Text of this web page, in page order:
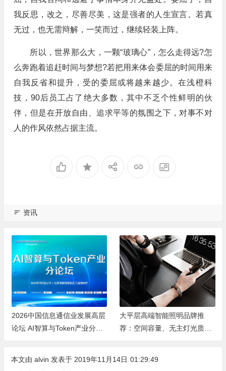
我反思，改之，尽善尽美，这是强者的人生宣言。若真
无过，也无需辩解，一笑而过，继续轻装上阵。
所以，世界那么大，一颗“玻璃心”，怎么走得远?怎
么奔跑着追赶时间与梦想?若把用来体会委屈的时间用来
自我反省和提升，受的委屈或将越来越少。在浅橙科
技，90后员工占了绝大多数，其中不乏个性鲜明的伙
伴，但是在开放自由、追求平等的氛围之下，对事不对
人的作风依然占据主流。
资讯
2026中国信息通信业发展高层
论坛 AI智算与Token产业分论
坛顺利举办
大平层高端智能照明品牌推
荐：空间容量、无主灯光质、
全屋定制、长期售后四个维度
本文由 alvin 发表于 2019年11月14日 01:29:49